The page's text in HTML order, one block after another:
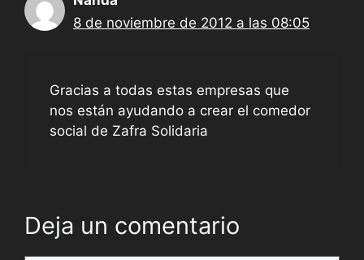
8 de noviembre de 2012 a las 08:05
Gracias a todas estas empresas que
nos están ayudando a crear el comedor
social de Zafra Solidaria
Deja un comentario